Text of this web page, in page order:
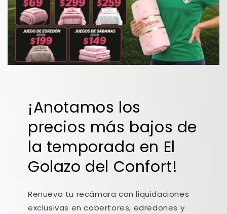
¡Anotamos los
precios más bajos de
la temporada en El
Golazo del Confort!
Renueva tu recámara con liquidaciones
exclusivas en cobertores, edredones y